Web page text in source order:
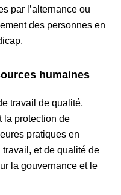
par l’alternance ou
des personnes en
humaines
travail de qualité,
la protection de
pratiques en
et de qualité de
la gouvernance et le